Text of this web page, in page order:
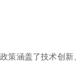
策涵盖了技术创新、